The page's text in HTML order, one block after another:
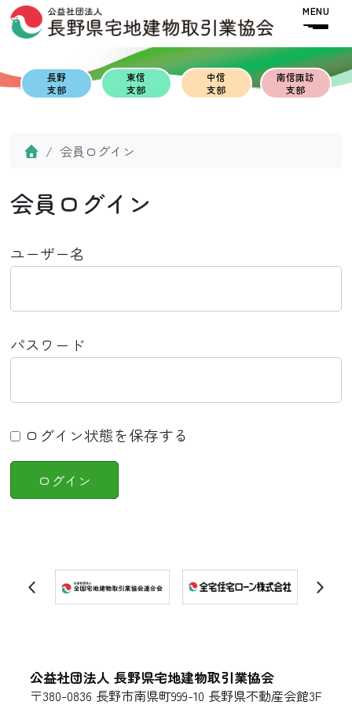
Skip to content
Skip to footer
長野
支部
東信
支部
中信
支部
南信諏訪
支部
Home会員ログイン
会員ログイン
ユーザー名
パスワード
ログイン状態を保存する
公益社団法人 長野県宅地建物取引業協会
〒380-0836 長野市南県町999-10 長野県不動産会館3F
MENU